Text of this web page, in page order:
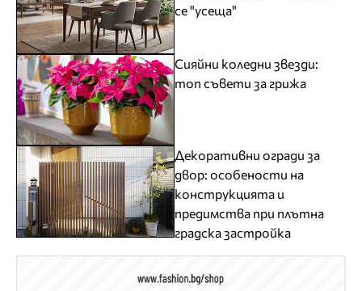
се "усеща"
Сияйни коледни звезди:
топ съвети за грижа
Декоративни огради за
двор: особености на
конструкцията и
предимства при плътна
градска застройка